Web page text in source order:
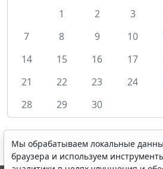
1
2 3
7
8 9 10
14
15 16 17
21
22 23 24
28
29 30
Мы обрабатываем локальные
браузера и используем